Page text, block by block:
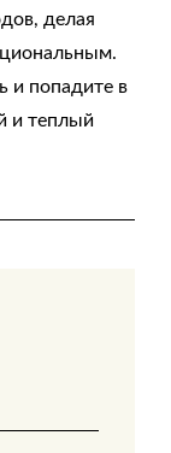
делая
и попадите в
и теплый